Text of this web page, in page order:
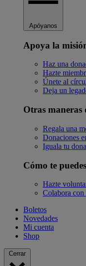
Apóyanos
Apoya la
Haz una
Hazte
Únete al
Deja un
Otras maneras
Regala una
Donaciones
Iguala tu
Cómo te
Hazte
Colabora con
Boletos
Novedades
Mi cuenta
Shop
Cerrar